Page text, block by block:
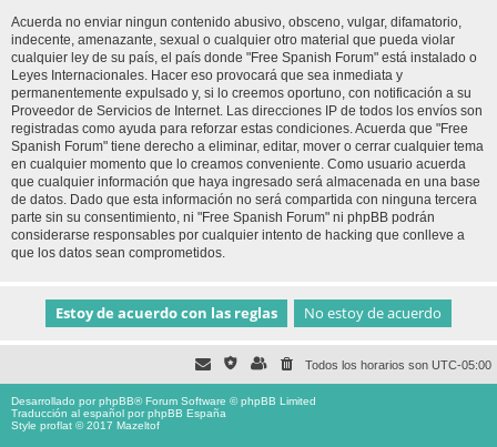
Acuerda no enviar ningun contenido abusivo, obsceno, vulgar, difamatorio,
indecente, amenazante, sexual o cualquier otro material que pueda violar
cualquier ley de su país, el país donde "Free Spanish Forum" está instalado o
Leyes Internacionales. Hacer eso provocará que sea inmediata y
permanentemente expulsado y, si lo creemos oportuno, con notificación a su
Proveedor de Servicios de Internet. Las direcciones IP de todos los envíos son
registradas como ayuda para reforzar estas condiciones. Acuerda que "Free
Spanish Forum" tiene derecho a eliminar, editar, mover o cerrar cualquier tema
en cualquier momento que lo creamos conveniente. Como usuario acuerda
que cualquier información que haya ingresado será almacenada en una base
de datos. Dado que esta información no será compartida con ninguna tercera
parte sin su consentimiento, ni "Free Spanish Forum" ni phpBB podrán
considerarse responsables por cualquier intento de hacking que conlleve a
que los datos sean comprometidos.
Todos los horarios son UTC-05:00
Desarrollado porphpBB® Forum Software © phpBB Limited
Traducción al español porphpBB España
Style proflat © 2017 Mazeltof